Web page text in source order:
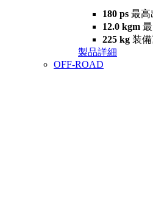
180 ps 最高
12.0 kgm
225 kg 装備
製品詳細
OFF-ROAD